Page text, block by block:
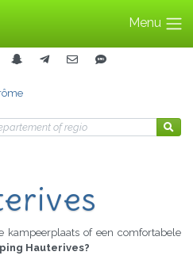
Menu
kampeerplaats of een comfortabele
Hauterives?